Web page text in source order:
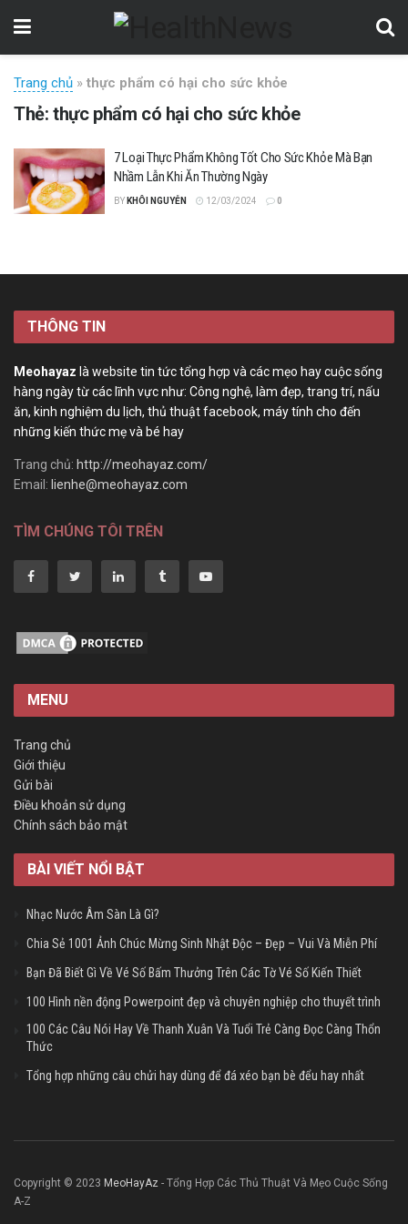
Trang chủ » thực phẩm có hại cho sức khỏe
Thẻ:thực phẩm có hại cho sức khỏe
7 Loại Thực Phẩm Không Tốt Cho Sức Khỏe Mà Bạn
Nhầm Lẫn Khi Ăn Thường Ngày
BY KHÔI NGUYỄN 12/03/2024 0
THÔNG TIN
Meohayaz là website tin tức tổng hợp và các mẹo hay cuộc sống
hàng ngày từ các lĩnh vực như: Công nghệ, làm đẹp, trang trí, nấu
ăn, kinh nghiệm du lịch, thủ thuật facebook, máy tính cho đến
những kiến thức mẹ và bé hay
Trang chủ: http://meohayaz.com/
Email: lienhe@meohayaz.com
TÌM CHÚNG TÔI TRÊN
MENU
Trang chủ
Giới thiệu
Gửi bài
Điều khoản sử dụng
Chính sách bảo mật
BÀI VIẾT NỔI BẬT
Nhạc Nước Âm Sàn Là Gì?
Chia Sẻ 1001 Ảnh Chúc Mừng Sinh Nhật Độc – Đẹp – Vui Và Miễn Phí
Bạn Đã Biết Gì Về Vé Số Bấm Thưởng Trên Các Tờ Vé Số Kiến Thiết
100 Hình nền động Powerpoint đẹp và chuyên nghiệp cho thuyết trình
100 Các Câu Nói Hay Về Thanh Xuân Và Tuổi Trẻ Càng Đọc Càng Thổn
Thức
Tổng hợp những câu chửi hay dùng để đá xéo bạn bè đểu hay nhất
Copyright © 2023 MeoHayAz - Tổng Hợp Các Thủ Thuật Và Mẹo Cuộc Sống
A-Z